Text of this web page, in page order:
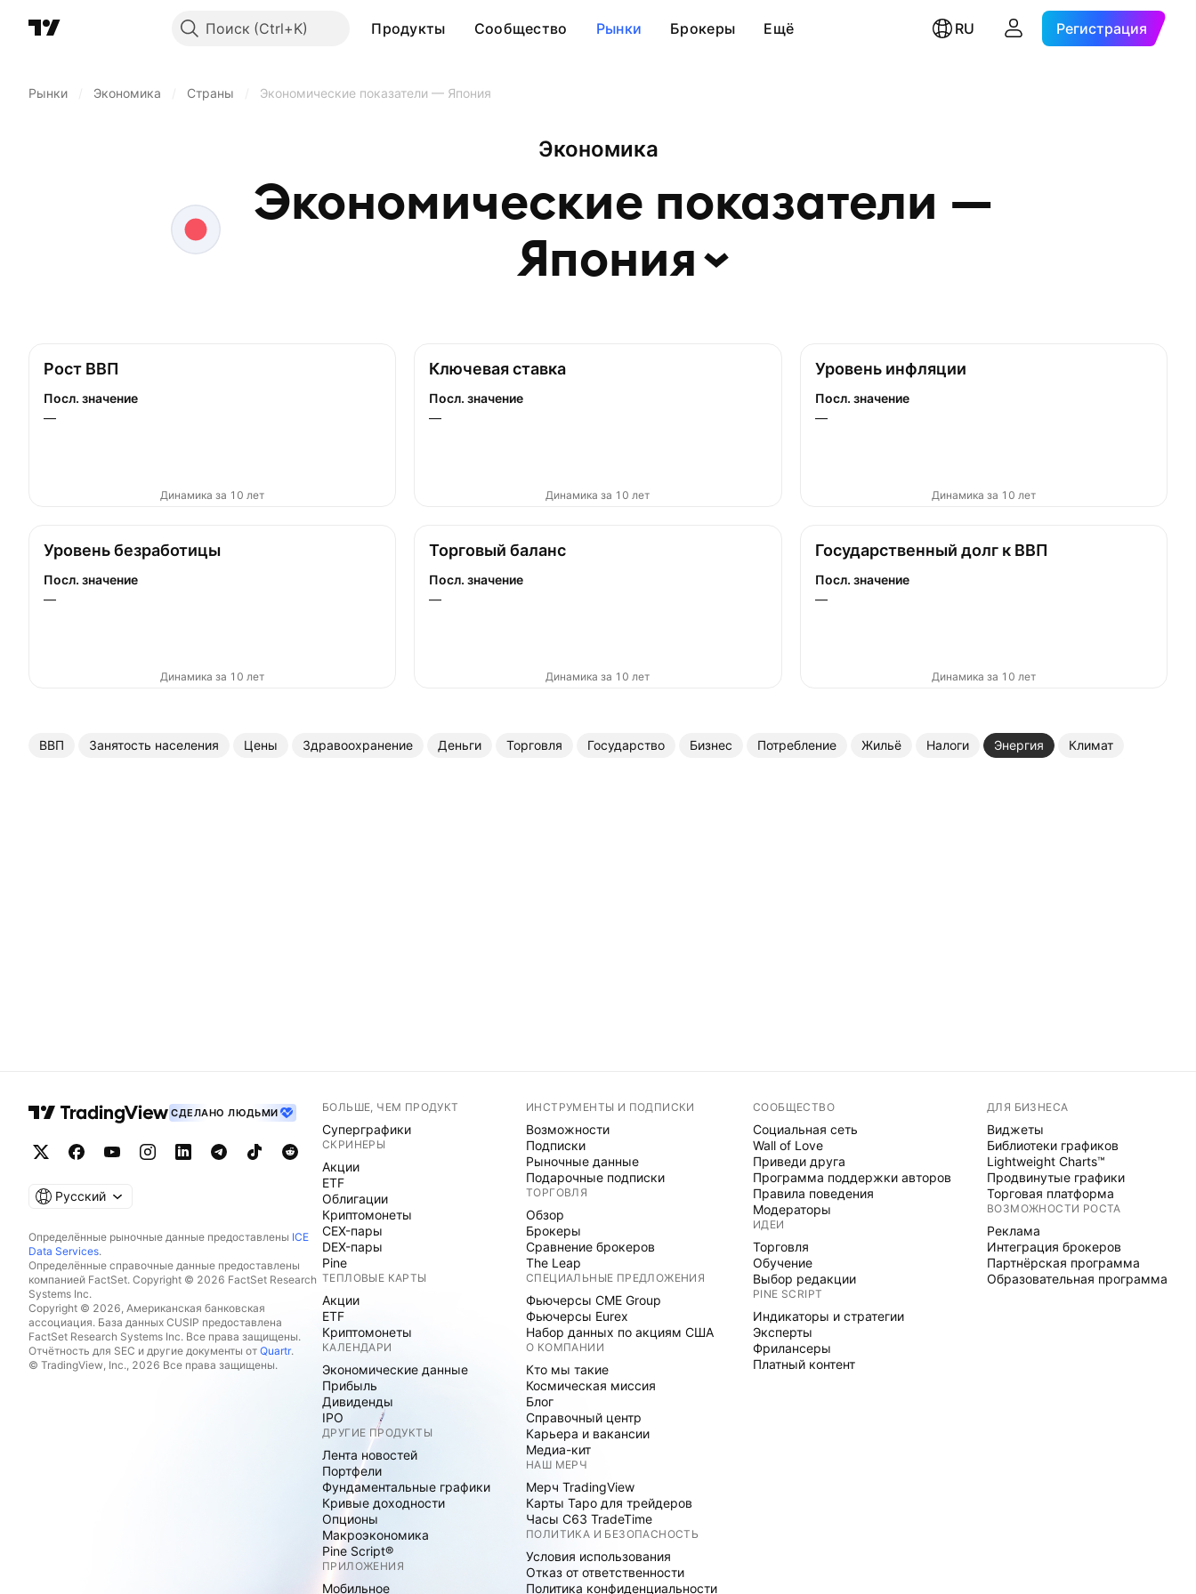
Поиск Продукты Сообщество Рынки Брокеры Ещё RU Регистрация
Рынки Экономика Страны Экономические показатели — Япония
Экономика
Экономические показатели —
Япония
Рост ВВП
Посл. значение
—
Динамика за 10 лет
Ключевая ставка
Посл. значение
—
Динамика за 10 лет
Уровень инфляции
Посл. значение
—
Динамика за 10 лет
Уровень безработицы
Посл. значение
—
Динамика за 10 лет
Торговый баланс
Посл. значение
—
Динамика за 10 лет
Государственный долг к ВВП
Посл. значение
—
Динамика за 10 лет
ВВП Занятость населения Цены Здравоохранение Деньги Торговля Государство Бизнес Потребление Жильё Налоги Энергия Климат
Ещё
СДЕЛАНО ЛЮДЬМИ
Русский
Определённые рыночные данные предоставлены ICE
Data Services.
Определённые справочные данные предоставлены
компанией FactSet. Copyright © 2026 FactSet Research
Systems Inc.
Copyright © 2026, Американская банковская
ассоциация. База данных CUSIP предоставлена
FactSet Research Systems Inc. Все права защищены.
Отчётность для SEC и другие документы от Quartr.
© TradingView, Inc., 2026 Все права защищены.
БОЛЬШЕ, ЧЕМ ПРОДУКТ
Суперграфики
СКРИНЕРЫ
Акции
ETF
Облигации
Криптомонеты
CEX-пары
DEX-пары
Pine
ТЕПЛОВЫЕ КАРТЫ
Акции
ETF
Криптомонеты
КАЛЕНДАРИ
Экономические данные
Прибыль
Дивиденды
IPO
ДРУГИЕ ПРОДУКТЫ
Лента новостей
Портфели
Фундаментальные графики
Кривые доходности
Опционы
Макроэкономика
Pine Script®
ПРИЛОЖЕНИЯ
Мобильное
ИНСТРУМЕНТЫ И ПОДПИСКИ
Возможности
Подписки
Рыночные данные
Подарочные подписки
ТОРГОВЛЯ
Обзор
Брокеры
Сравнение брокеров
The Leap
СПЕЦИАЛЬНЫЕ ПРЕДЛОЖЕНИЯ
Фьючерсы CME Group
Фьючерсы Eurex
Набор данных по акциям США
О КОМПАНИИ
Кто мы такие
Космическая миссия
Блог
Справочный центр
Карьера и вакансии
Медиа-кит
НАШ МЕРЧ
Мерч TradingView
Карты Таро для трейдеров
Часы C63 TradeTime
ПОЛИТИКА И БЕЗОПАСНОСТЬ
Условия использования
Отказ от ответственности
Политика конфиденциальности
СООБЩЕСТВО
Социальная сеть
Wall of Love
Приведи друга
Программа поддержки авторов
Правила поведения
Модераторы
ИДЕИ
Торговля
Обучение
Выбор редакции
PINE SCRIPT
Индикаторы и стратегии
Эксперты
Фрилансеры
Платный контент
ДЛЯ БИЗНЕСА
Виджеты
Библиотеки графиков
Lightweight Charts™
Продвинутые графики
Торговая платформа
ВОЗМОЖНОСТИ РОСТА
Реклама
Интеграция брокеров
Партнёрская программа
Образовательная программа